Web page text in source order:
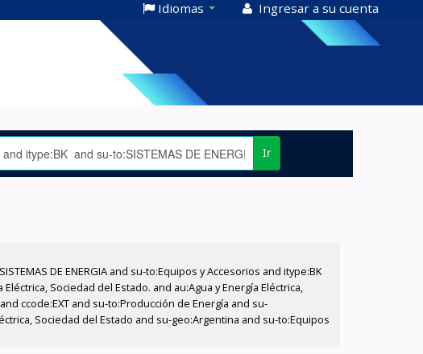
Idiomas Ingresar a su cuenta
Ir
DE ENERGIA and su-to:Equipos y Accesorios and itype:BK
Sociedad del Estado. and au:Agua y Energía Eléctrica,
ccode:EXT and su-to:Producción de Energía and su-
Sociedad del Estado and su-geo:Argentina and su-to:Equipos